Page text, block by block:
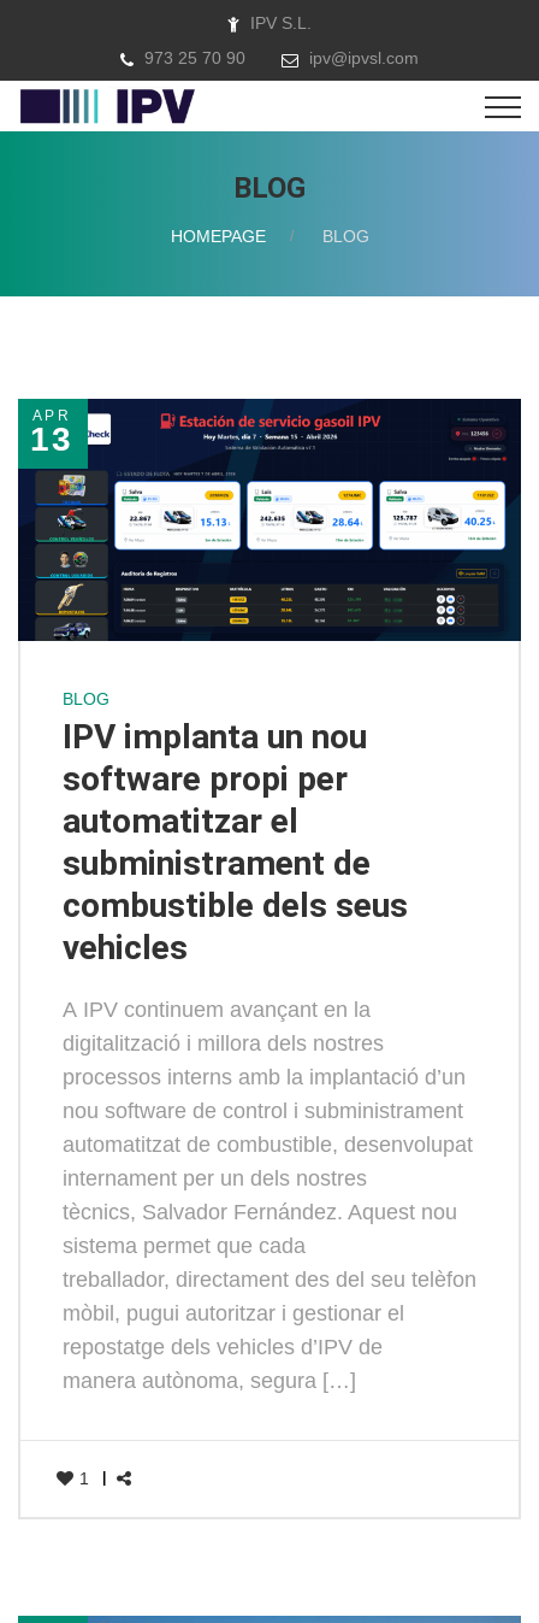
IPV S.L.
973 25 70 90
ipv@ipvsl.com
BLOG
HOMEPAGE BLOG
APR
13
BLOG
IPV implanta un nou
software propi per
automatitzar el
subministrament de
combustible dels seus
vehicles
A IPV continuem avançant en la
digitalització i millora dels nostres
processos interns amb la implantació d’un
nou software de control i subministrament
automatitzat de combustible, desenvolupat
internament per un dels nostres
tècnics, Salvador Fernández. Aquest nou
sistema permet que cada
treballador, directament des del seu telèfon
mòbil, pugui autoritzar i gestionar el
repostatge dels vehicles d’IPV de
manera autònoma, segura […]
1